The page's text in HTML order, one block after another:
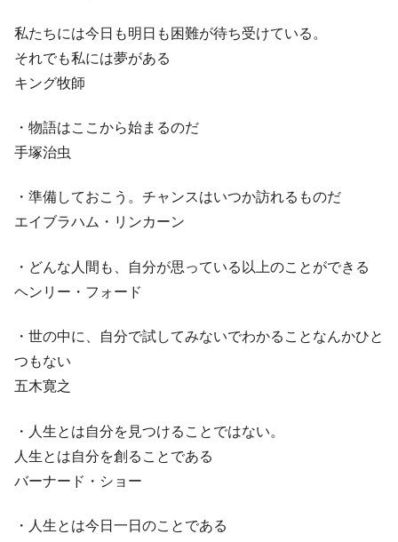
私たちには今日も明日も困難が待ち受けている。
それでも私には夢がある
キング牧師
・物語はここから始まるのだ
手塚治虫
・準備しておこう。チャンスはいつか訪れるものだ
エイブラハム・リンカーン
・どんな人間も、自分が思っている以上のことができる
ヘンリー・フォード
・世の中に、自分で試してみないでわかることなんかひと
つもない
五木寛之
・人生とは自分を見つけることではない。
人生とは自分を創ることである
バーナード・ショー
・人生とは今日一日のことである